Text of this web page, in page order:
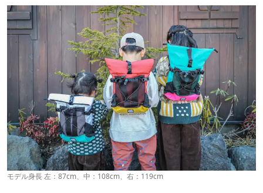
モデル身長 左：87cm、中：108cm、右：119cm